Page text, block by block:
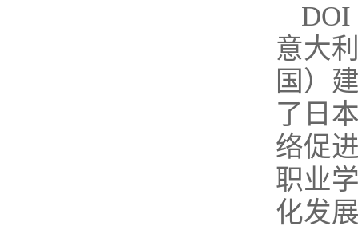
DOI
意大
国）
了日
络促
职业
化发